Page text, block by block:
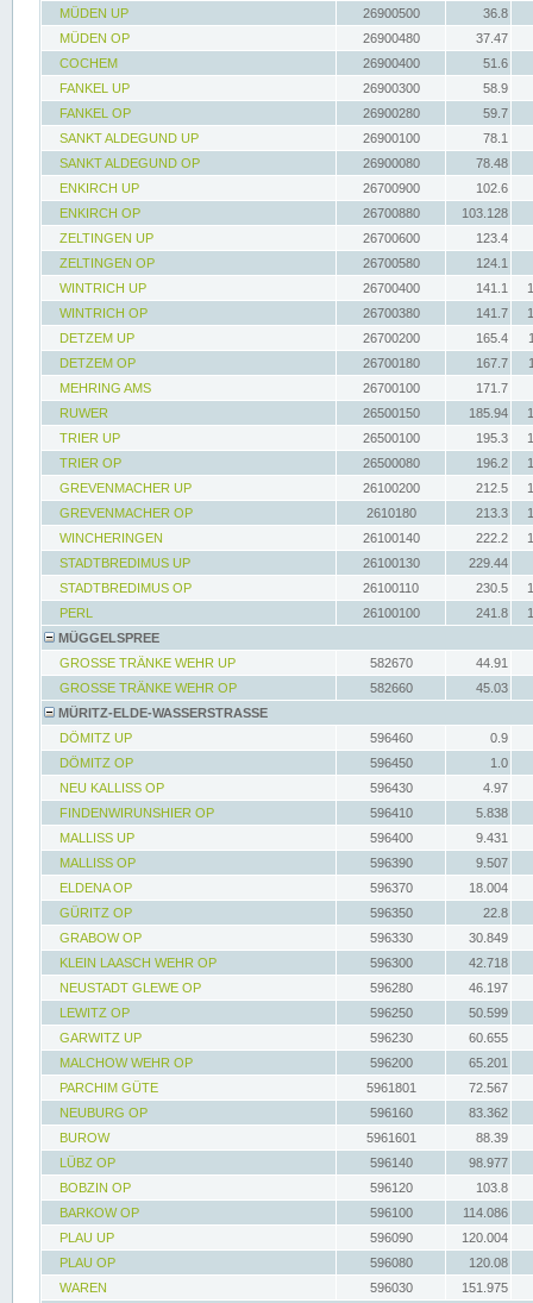
MÜDEN UP
26900500
36.8
MÜDEN OP
26900480
37.47
COCHEM
26900400
51.6
FANKEL UP
26900300
58.9
FANKEL OP
26900280
59.7
SANKT ALDEGUND UP
26900100
78.1
SANKT ALDEGUND OP
26900080
78.48
ENKIRCH UP
26700900
102.6
ENKIRCH OP
26700880
103.128
ZELTINGEN UP
26700600
123.4
ZELTINGEN OP
26700580
124.1
WINTRICH UP
26700400 141.1
WINTRICH OP
26700380 141.7
DETZEM UP
26700200 165.4
DETZEM OP
26700180 167.7
MEHRING AMS
26700100
171.7
RUWER
26500150 185.94
TRIER UP
26500100 195.3
TRIER OP
26500080 196.2
GREVENMACHER UP
26100200 212.5
GREVENMACHER OP
2610180 213.3
WINCHERINGEN
26100140 222.2
STADTBREDIMUS UP
26100130
229.44
STADTBREDIMUS OP
26100110 230.5
PERL
26100100 241.8
MÜGGELSPREE
GROSSE TRÄNKE WEHR UP
582670
44.91
GROSSE TRÄNKE WEHR OP
582660
45.03
MÜRITZ-ELDE-WASSERSTRASSE
DÖMITZ UP
596460
0.9
DÖMITZ OP
596450
1.0
NEU KALLISS OP
596430
4.97
FINDENWIRUNSHIER OP
596410
5.838
MALLISS UP
596400
9.431
MALLISS OP
596390
9.507
ELDENA OP
596370
18.004
GÜRITZ OP
596350
22.8
GRABOW OP
596330
30.849
KLEIN LAASCH WEHR OP
596300
42.718
NEUSTADT GLEWE OP
596280
46.197
LEWITZ OP
596250
50.599
GARWITZ UP
596230
60.655
MALCHOW WEHR OP
596200
65.201
PARCHIM GÜTE
5961801
72.567
NEUBURG OP
596160
83.362
BUROW
5961601
88.39
LÜBZ OP
596140
98.977
BOBZIN OP
596120
103.8
BARKOW OP
596100
114.086
PLAU UP
596090
120.004
PLAU OP
596080
120.08
WAREN
596030
151.975